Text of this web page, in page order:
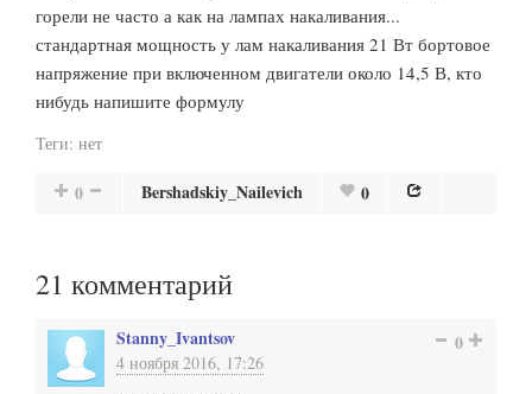
горели не часто а как на лампах накаливания...
стандартная мощность у лам накаливания 21 Вт бортовое
напряжение при включенном двигатели около 14,5 В, кто
нибудь напишите формулу
Теги: нет
0 Bershadskiy_Nailevich 0
21 комментарий
Stanny_Ivantsov
4 ноября 2016, 17:26
0